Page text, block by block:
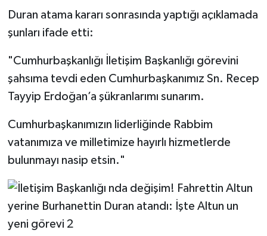
Duran atama kararı sonrasında yaptığı açıklamada
şunları ifade etti:
"Cumhurbaşkanlığı İletişim Başkanlığı görevini
şahsıma tevdi eden Cumhurbaşkanımız Sn. Recep
Tayyip Erdoğan’a şükranlarımı sunarım.
Cumhurbaşkanımızın liderliğinde Rabbim
vatanımıza ve milletimize hayırlı hizmetlerde
bulunmayı nasip etsin."